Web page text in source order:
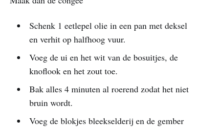
Schenk 1 eetlepel olie in een pan met deksel
en verhit op halfhoog vuur.
Voeg de ui en het wit van de bosuitjes, de
knoflook en het zout toe.
Bak alles 4 minuten al roerend zodat het niet
bruin wordt.
Voeg de blokjes bleekselderij en de gember